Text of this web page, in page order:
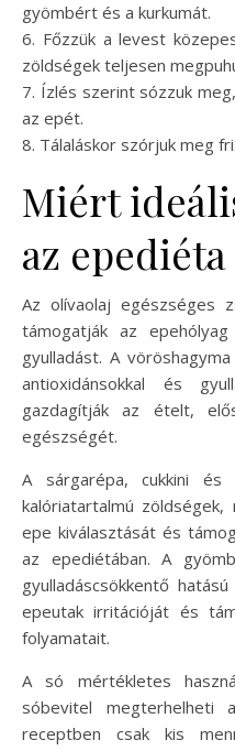
gyömbért és a kurkumát.
6. Főzzük a levest
zöldségek teljesen
7. Ízlés szerint sózzuk
az epét.
8. Tálaláskor szórjuk meg
Miért
az
Az olívaolaj egészséges
támogatják az
gyulladást. A
antioxidánsokkal és
gazdagítják az ételt,
egészségét.
A sárgarépa, cukkini
kalóriatartalmú
epe kiválasztását és
az epediétában. A
gyulladáscsökkentő
epeutak irritációját és
folyamatait.
A só mértékletes
sóbevitel
receptben csak kis